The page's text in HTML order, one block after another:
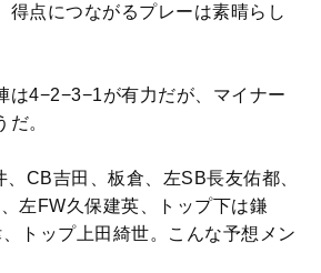
得点につながるプレーは素晴らし
は4−2−3−1が有力だが、マイナー
。
CB吉田、板倉、左SB長友佑都、
左FW久保建英、トップ下は鎌
トップ上田綺世。こんな予想メン